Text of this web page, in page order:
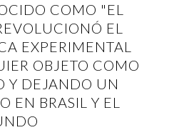
COMO "EL
EL
EXPERIMENTAL
OBJETO COMO
Y DEJANDO UN
EN BRASIL Y EL